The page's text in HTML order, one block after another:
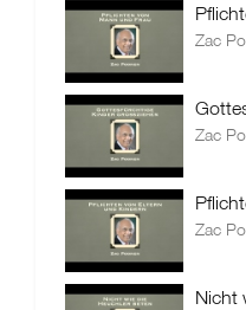
Zac
Zac
Zac
Nicht